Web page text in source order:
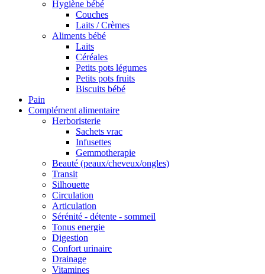
Hygiène bébé
Couches
Laits / Crèmes
Aliments bébé
Laits
Céréales
Petits pots légumes
Petits pots fruits
Biscuits bébé
Pain
Complément alimentaire
Herboristerie
Sachets vrac
Infusettes
Gemmotherapie
Beauté (peaux/cheveux/ongles)
Transit
Silhouette
Circulation
Articulation
Sérénité - détente - sommeil
Tonus energie
Digestion
Confort urinaire
Drainage
Vitamines